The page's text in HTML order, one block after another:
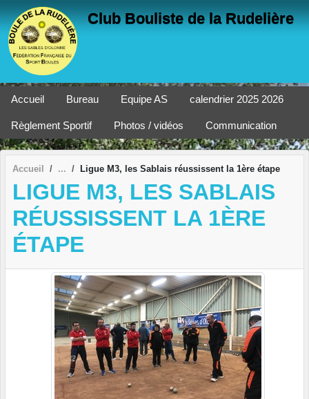
Club Bouliste de la Rudelière
Accueil Bureau Equipe AS calendrier 2025 2026
Règlement Sportif Photos / vidéos Communication
Accueil Ligue M3, les Sablais réussissent la 1ère étape
LIGUE M3, LES SABLAIS
RÉUSSISSENT LA 1ÈRE
ÉTAPE
Panneau de gestion des cookies